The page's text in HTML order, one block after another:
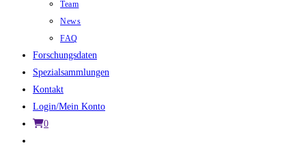
Team
News
FAQ
Forschungsdaten
Spezialsammlungen
Kontakt
Login/Mein Konto
0